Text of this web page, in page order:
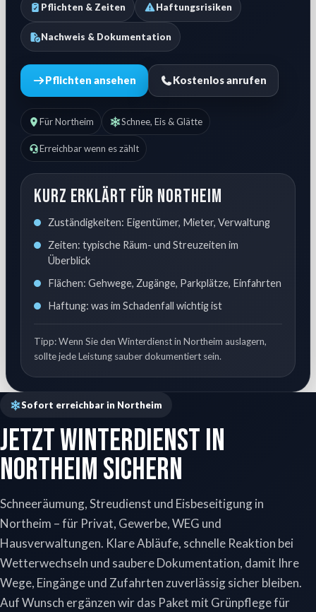
Pflichten & Zeiten Haftungsrisiken
Nachweis & Dokumentation
Pflichten ansehen Kostenlos anrufen
Für Northeim Schnee, Eis & Glätte
Erreichbar wenn es zählt
Kurz erklärt für Northeim
Zuständigkeiten: Eigentümer, Mieter, Verwaltung
Zeiten: typische Räum- und Streuzeiten im
Überblick
Flächen: Gehwege, Zugänge, Parkplätze, Einfahrten
Haftung: was im Schadenfall wichtig ist
Tipp: Wenn Sie den Winterdienst in Northeim auslagern,
sollte jede Leistung sauber dokumentiert sein.
Sofort erreichbar in Northeim
Jetzt Winterdienst in
Northeim sichern
Schneeräumung, Streudienst und Eisbeseitigung in
Northeim – für Privat, Gewerbe, WEG und
Hausverwaltungen. Klare Abläufe, schnelle Reaktion bei
Wetterwechseln und saubere Dokumentation, damit Ihre
Wege, Eingänge und Zufahrten zuverlässig sicher bleiben.
Auf Wunsch ergänzen wir das Paket mit Grünpflege für